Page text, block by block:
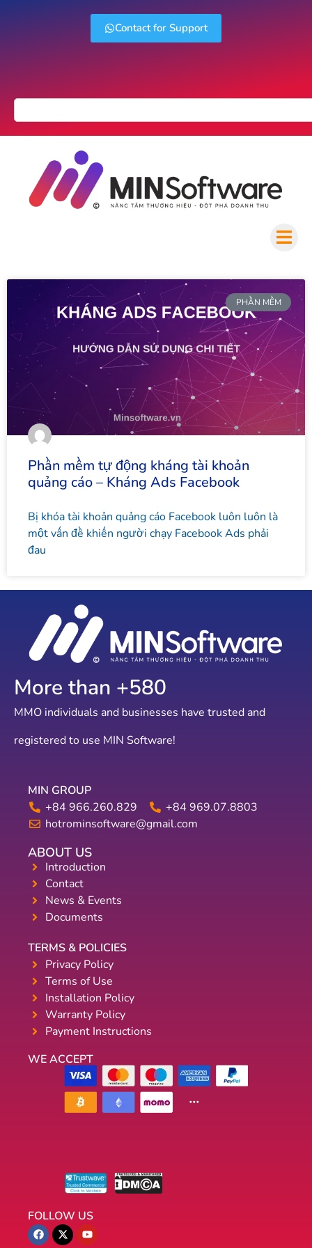
Contact for Support
PHẦN MỀM
Phần mềm tự động kháng tài khoản
quảng cáo – Kháng Ads Facebook
Bị khóa tài khoản quảng cáo Facebook luôn luôn là
một vấn đề khiến người chạy Facebook Ads phải
đau
MMO individuals and businesses have trusted and
registered to use MIN Software!
More than +641
MIN GROUP
+84 966.260.829
+84 969.07.8803
hotrominsoftware@gmail.com
ABOUT US
Introduction
Contact
News & Events
Documents
TERMS & POLICIES
Privacy Policy
Terms of Use
Installation Policy
Warranty Policy
Payment Instructions
WE ACCEPT
FOLLOW US